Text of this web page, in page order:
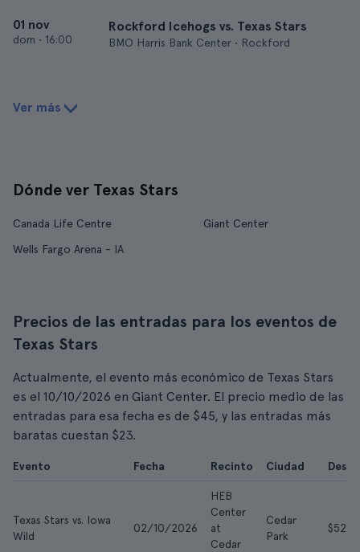
01 nov
dom • 16:00
Rockford Icehogs vs. Texas Stars
BMO Harris Bank Center • Rockford
Ver más
Dónde ver Texas Stars
Canada Life Centre
Giant Center
Wells Fargo Arena - IA
Precios de las entradas para los eventos de
Texas Stars
Actualmente, el evento más económico de Texas Stars
es el 10/10/2026 en Giant Center. El precio medio de las
entradas para esa fecha es de $45, y las entradas más
baratas cuestan $23.
Evento Fecha Recinto Ciudad Desde
Texas Stars vs. Iowa
Wild
02/10/2026
HEB
Center
at
Cedar
Cedar
Park
$52